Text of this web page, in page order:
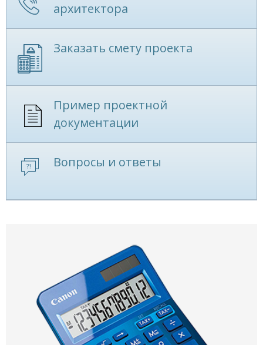
архитектора
Заказать смету проекта
Пример проектной
документации
Вопросы и ответы